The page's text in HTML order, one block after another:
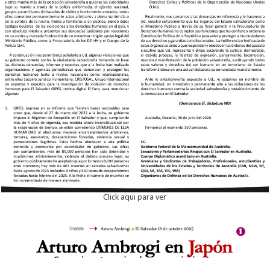
Click aqui para ver